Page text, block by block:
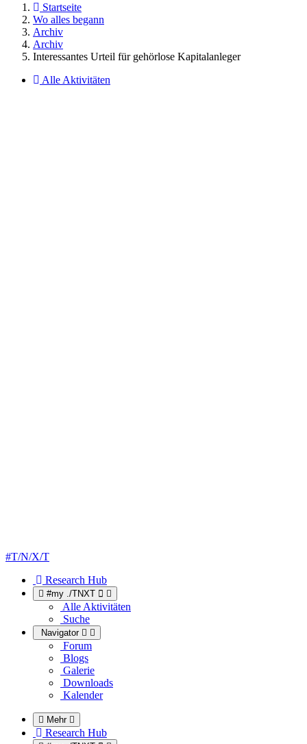
Startseite
Wo alles begann
Archiv
Archiv
Interessantes Urteil für gehörlose Kapitalanleger
Alle Aktivitäten
#T/N/X/T
Research Hub
#my ./TNXT
Alle Aktivitäten
Suche
Navigator
Forum
Blogs
Galerie
Downloads
Kalender
Mehr
Research Hub